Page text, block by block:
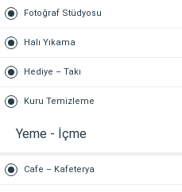
Fotoğraf Stüdyosu
Halı Yıkama
Hediye – Takı
Kuru Temizleme
Yeme - İçme
Cafe – Kafeterya